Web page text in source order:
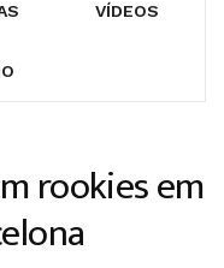
VÍDEOS
rookies em